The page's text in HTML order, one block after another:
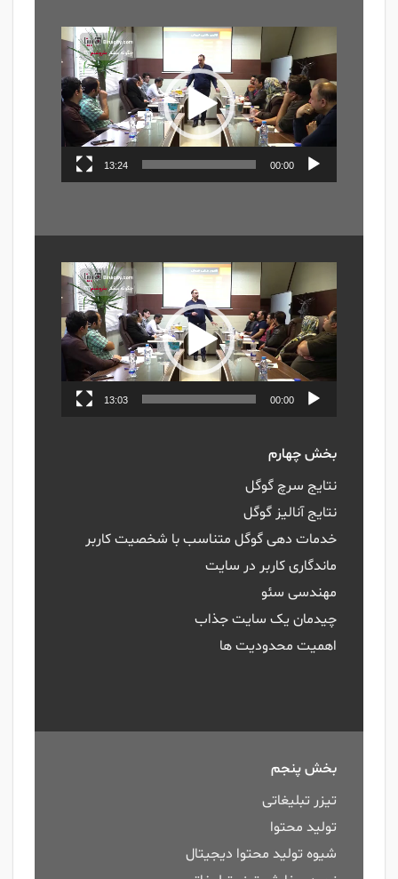
نمایشگر
ویدیو
00:00
13:24
نمایشگر
ویدیو
00:00
13:03
بخش چهارم
نتایج سرچ گوگل
نتایج آنالیز گوگل
خدمات دهی گوگل متناسب با شخصیت کاربر
ماندگاری کاربر در سایت
مهندسی سئو
چیدمان یک سایت جذاب
اهمیت محدودیت ها
بخش پنجم
تیزر تبلیغاتی
تولید محتوا
شیوه تولید محتوا دیجیتال